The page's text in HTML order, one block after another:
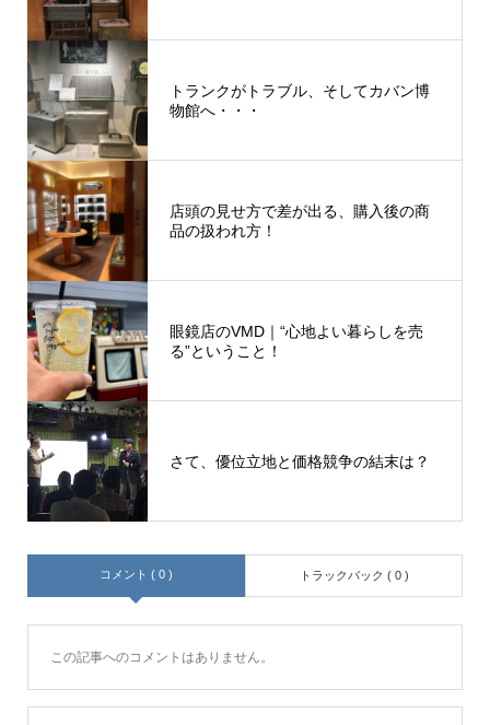
トランクがトラブル、そしてカバン博
物館へ・・・
店頭の見せ方で差が出る、購入後の商
品の扱われ方！
眼鏡店のVMD｜“心地よい暮らしを売
る”ということ！
さて、優位立地と価格競争の結末は？
コメント ( 0 ) トラックバック ( 0 )
この記事へのコメントはありません。